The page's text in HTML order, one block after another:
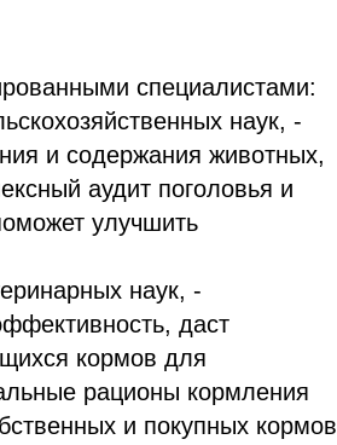
специалистами:
наук, -
и содержания животных,
аудит поголовья и
улучшить
наук, -
даст
кормов для
рационы кормления
и покупных кормов